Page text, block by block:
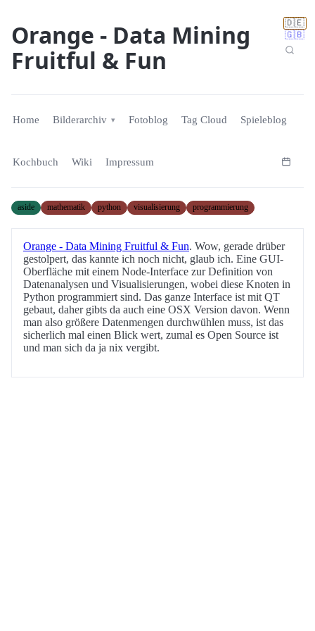
🇩🇪
🇬🇧
Orange - Data Mining
Fruitful & Fun
Home Bilderarchiv Fotoblog Tag Cloud Spieleblog
Kochbuch Wiki Impressum
aside mathematik python visualisierung programmierung
Orange - Data Mining Fruitful & Fun. Wow, gerade drüber
gestolpert, das kannte ich noch nicht, glaub ich. Eine GUI-
Oberfläche mit einem Node-Interface zur Definition von
Datenanalysen und Visualisierungen, wobei diese Knoten in
Python programmiert sind. Das ganze Interface ist mit QT
gebaut, daher gibts da auch eine OSX Version davon. Wenn
man also größere Datenmengen durchwühlen muss, ist das
sicherlich mal einen Blick wert, zumal es Open Source ist
und man sich da ja nix vergibt.